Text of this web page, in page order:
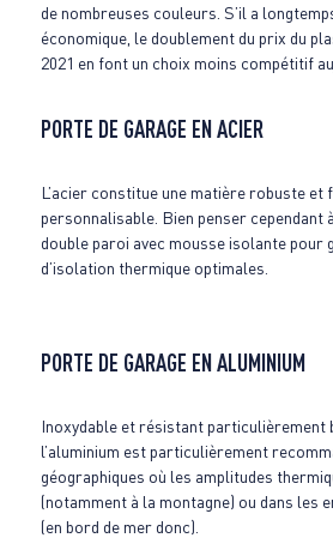
de nombreuses couleurs. S’il a
économique, le doublement du prix du
2021 en font un choix moins compétitif
PORTE DE GARAGE EN ACIER
L’acier constitue une matière robuste et
personnalisable. Bien penser cependant
double paroi avec mousse isolante pour
d’isolation thermique optimales.
PORTE DE GARAGE EN ALUMINIUM
Inoxydable et résistant particulièrement
l’aluminium est particulièrement
géographiques où les amplitudes
(notamment à la montagne) ou dans les
(en bord de mer donc).